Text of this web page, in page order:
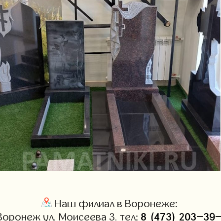
Наш филиал в Воронеже:
ул. Моисеева 3. тел: 8 (473) 203-